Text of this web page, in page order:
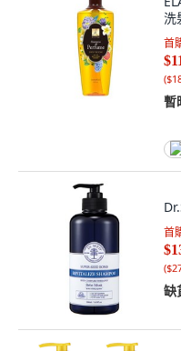
洗
首
(
暫
首
(
缺